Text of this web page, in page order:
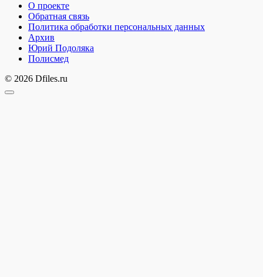
О проекте
Обратная связь
Политика обработки персональных данных
Архив
Юрий Подоляка
Полисмед
© 2026 Dfiles.ru